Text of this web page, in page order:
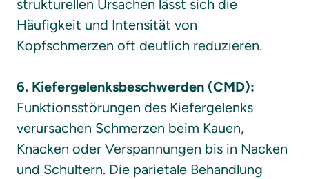
strukturellen Ursachen lässt sich die
Häufigkeit und Intensität von
Kopfschmerzen oft deutlich reduzieren.
Funktionsstörungen des Kiefergelenks
verursachen Schmerzen beim Kauen,
Knacken oder Verspannungen bis in Nacken
und Schultern. Die parietale Behandlung